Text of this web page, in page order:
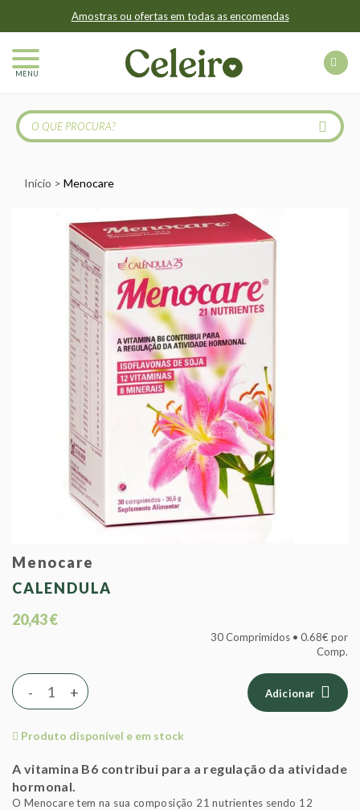
Amostras ou ofertas em todas as encomendas
MENU
Início Menocare
Menocare
CALENDULA
20,43 €
30 Comprimidos • 0.68€ por
Comp.
+
- Adicionar
Produto disponível e em stock
A vitamina B6 contribui para a regulação da atividade
hormonal.
O Menocare tem na sua composição 21 nutrientes sendo 12